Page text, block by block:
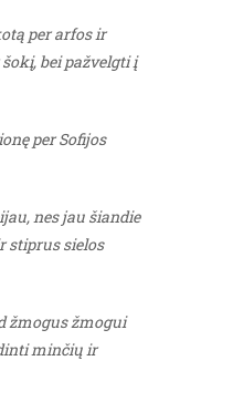
per arfos ir
bei pažvelgti į
per Sofijos
nes jau šiandie
stiprus sielos
žmogus žmogui
minčių ir